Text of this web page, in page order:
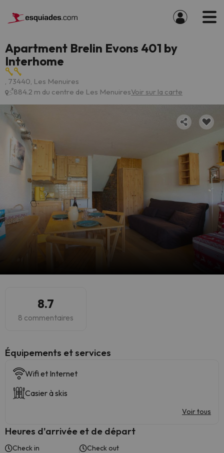
Apartment Brelin Evons 401 by
Interhome
, 73440, Les Menuires
884.2 m du centre de Les MenuiresVoir sur la carte
8.7
8 commentaires
​Équipements et services
Wifi et Internet
Casier à skis
Voir tous
Heures d'arrivée et de départ
Check in Check out